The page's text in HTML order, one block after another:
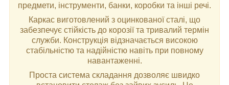
предмети, інструменти, банки, коробки та інші речі.
Каркас виготовлений з оцинкованої сталі, що
забезпечує стійкість до корозії та тривалий термін
служби. Конструкція відзначається високою
стабільністю та надійністю навіть при повному
навантаженні.
Проста система складання дозволяє швидко